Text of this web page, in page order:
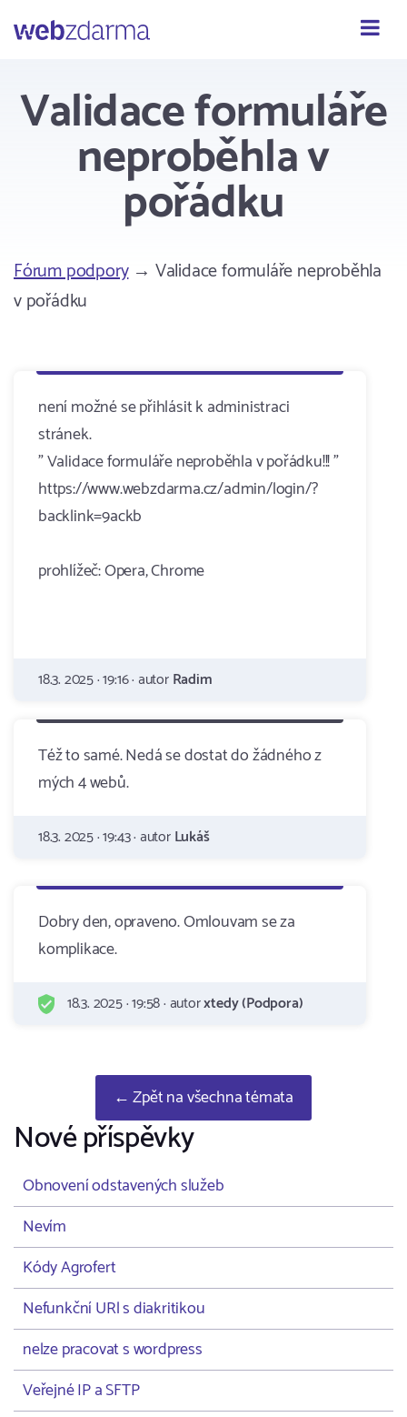
Webzdarma
Validace formuláře
neproběhla v
pořádku
Fórum podpory→ Validace formuláře neproběhla
v pořádku
není možné se přihlásit k administraci
stránek.
" Validace formuláře neproběhla v pořádku!!! "
https://www.webzdarma.cz/admin/login/?
backlink=9ackb
prohlížeč: Opera, Chrome
18.3. 2025 · 19:16 · autorRadim
Též to samé. Nedá se dostat do žádného z
mých 4 webů.
18.3. 2025 · 19:43 · autorLukáš
Dobry den, opraveno. Omlouvam se za
komplikace.
18.3. 2025 · 19:58 · autorxtedy (Podpora)
← Zpět na všechna témata
Nové příspěvky
Obnovení odstavených služeb
Nevím
Kódy Agrofert
Nefunkční URl s diakritikou
nelze pracovat s wordpress
Veřejné IP a SFTP